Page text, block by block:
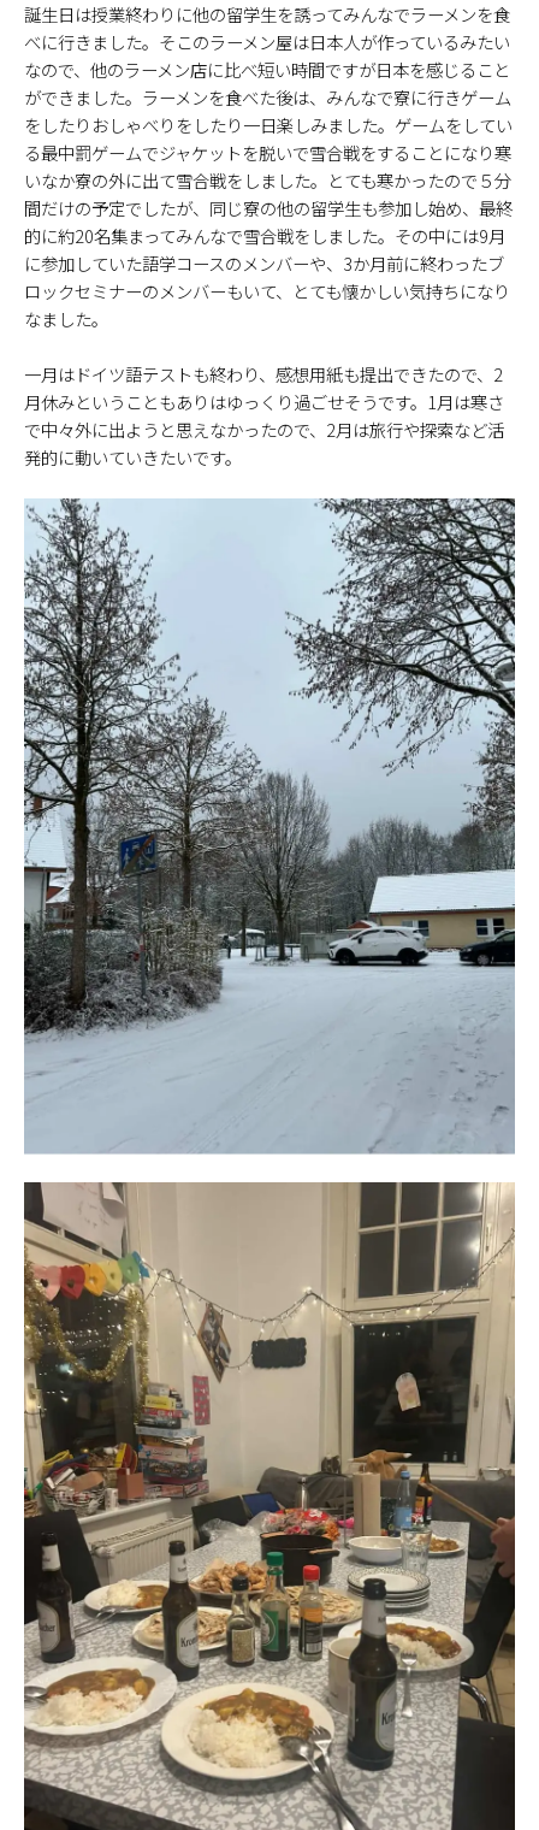
誕生日は授業終わりに他の留学生を誘ってみんなでラーメンを食
べに行きました。そこのラーメン屋は日本人が作っているみたい
なので、他のラーメン店に比べ短い時間ですが日本を感じること
ができました。ラーメンを食べた後は、みんなで寮に行きゲーム
をしたりおしゃべりをしたり一日楽しみました。ゲームをしてい
る最中罰ゲームでジャケットを脱いで雪合戦をすることになり寒
いなか寮の外に出て雪合戦をしました。とても寒かったので５分
間だけの予定でしたが、同じ寮の他の留学生も参加し始め、最終
的に約20名集まってみんなで雪合戦をしました。その中には9月
に参加していた語学コースのメンバーや、3か月前に終わったブ
ロックセミナーのメンバーもいて、とても懐かしい気持ちになり
なました。
一月はドイツ語テストも終わり、感想用紙も提出できたので、2
月休みということもありはゆっくり過ごせそうです。1月は寒さ
で中々外に出ようと思えなかったので、2月は旅行や探索など活
発的に動いていきたいです。